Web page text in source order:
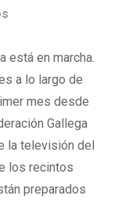
está en marcha.
a lo largo de
mes desde
Gallega
la televisión del
los recintos
preparados